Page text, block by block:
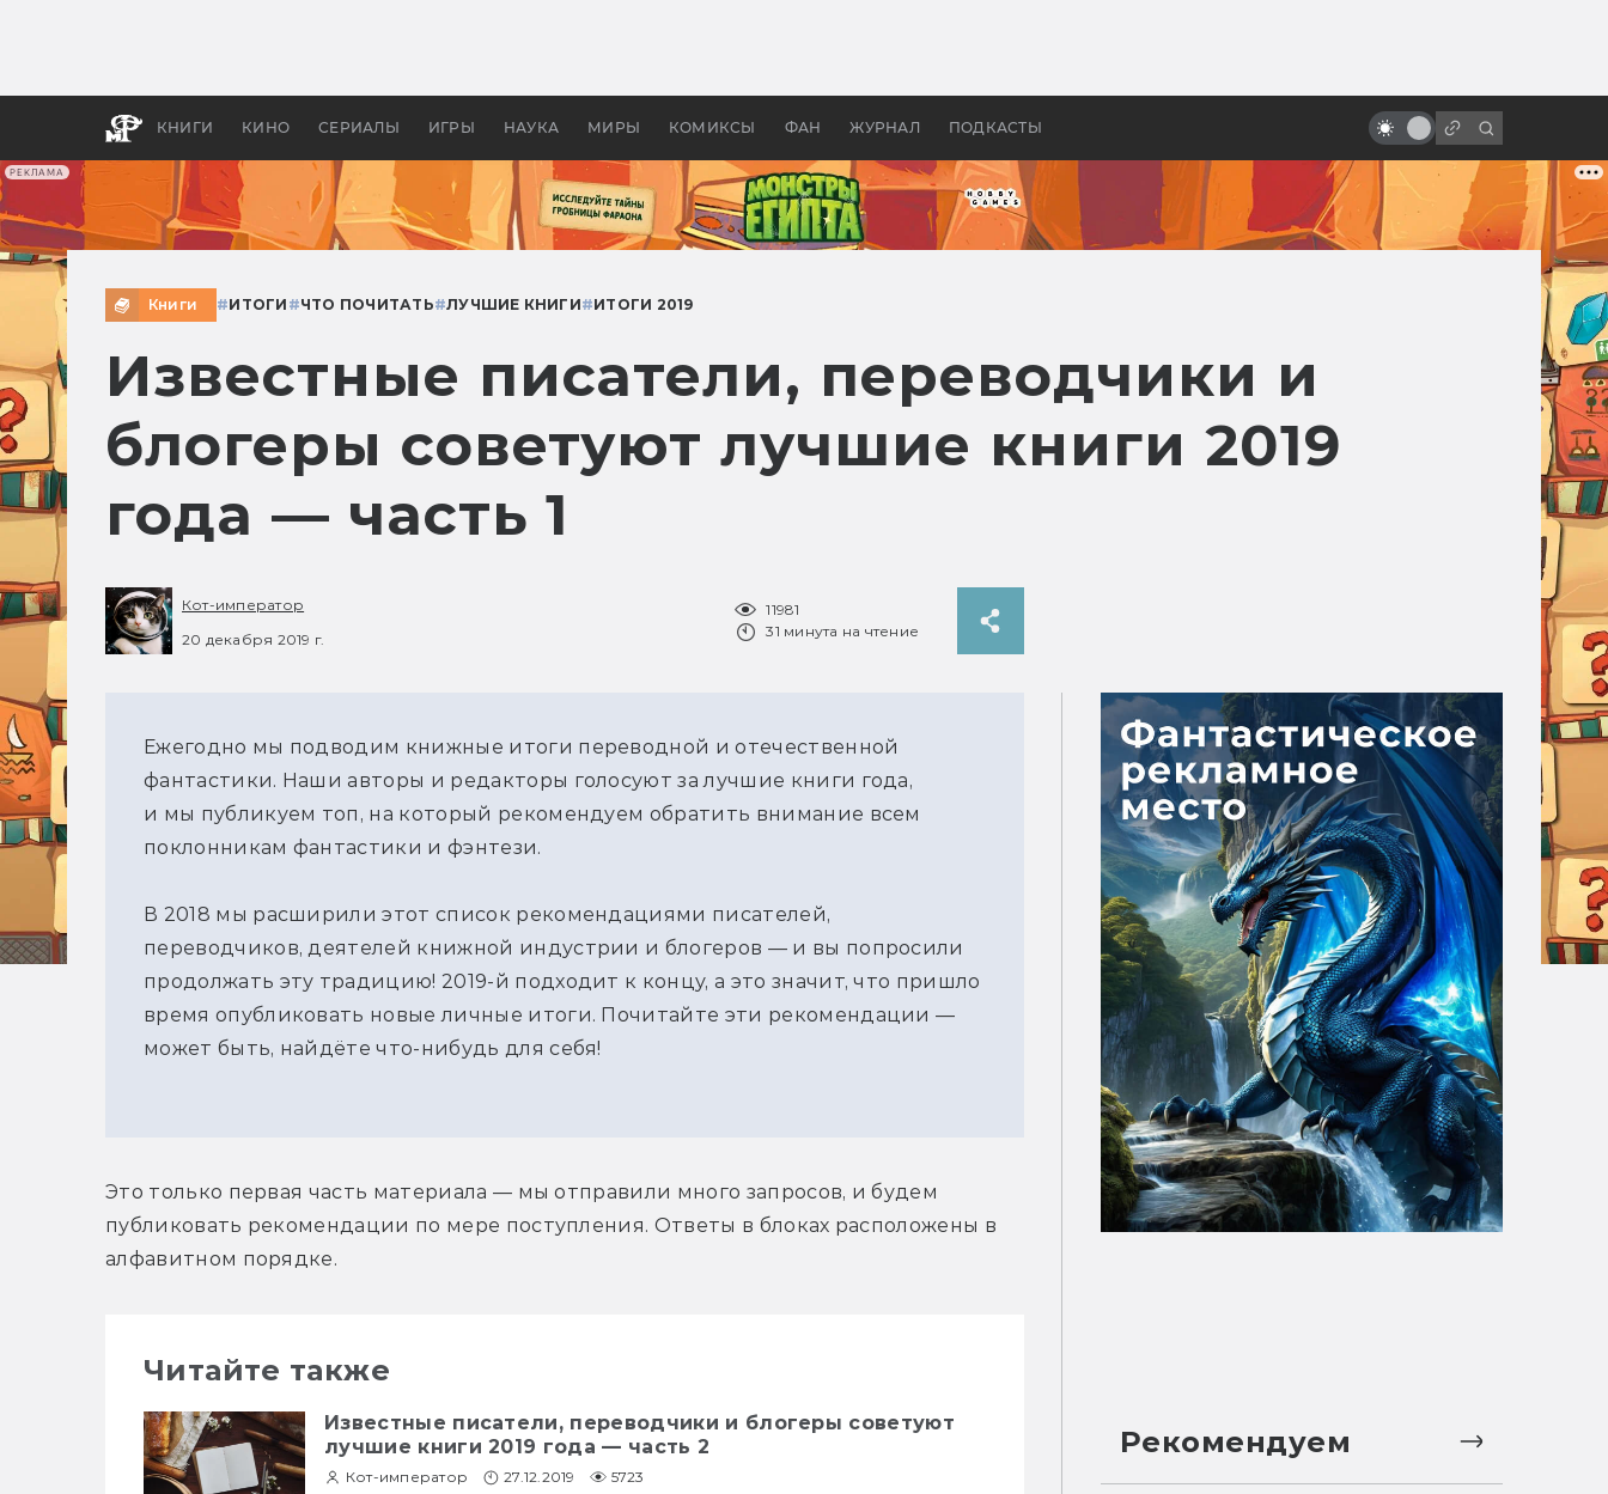
РЕКЛАМА
КНИГИ КИНО СЕРИАЛЫ ИГРЫ НАУКА МИРЫ КОМИКСЫ ФАН ЖУРНАЛ ПОДКАСТЫ
бы «Властелина колец»
Древней Грецией
озвучивание фильмов
Книги #ИТОГИ #ЧТО ПОЧИТАТЬ#ЛУЧШИЕ КНИГИ#ИТОГИ 2019
Известные писатели, переводчики и
блогеры советуют лучшие книги 2019
года — часть 1
Кот-император
20 декабря 2019 г.
11981
31 минута на чтение
Ежегодно мы подводим книжные итоги переводной и отечественной
фантастики. Наши авторы и редакторы голосуют за лучшие книги года,
и мы публикуем топ, на который рекомендуем обратить внимание всем
поклонникам фантастики и фэнтези.
В 2018 мы расширили этот список рекомендациями писателей,
переводчиков, деятелей книжной индустрии и блогеров — и вы попросили
продолжать эту традицию! 2019-й подходит к концу, а это значит, что пришло
время опубликовать новые личные итоги. Почитайте эти рекомендации —
может быть, найдёте что-нибудь для себя!
Это только первая часть материала — мы отправили много запросов, и будем
публиковать рекомендации по мере поступления. Ответы в блоках расположены в
алфавитном порядке.
Читайте также
Известные писатели, переводчики и блогеры советуют
лучшие книги 2019 года — часть 2
Кот-император 27.12.2019 5723
Рекомендуем